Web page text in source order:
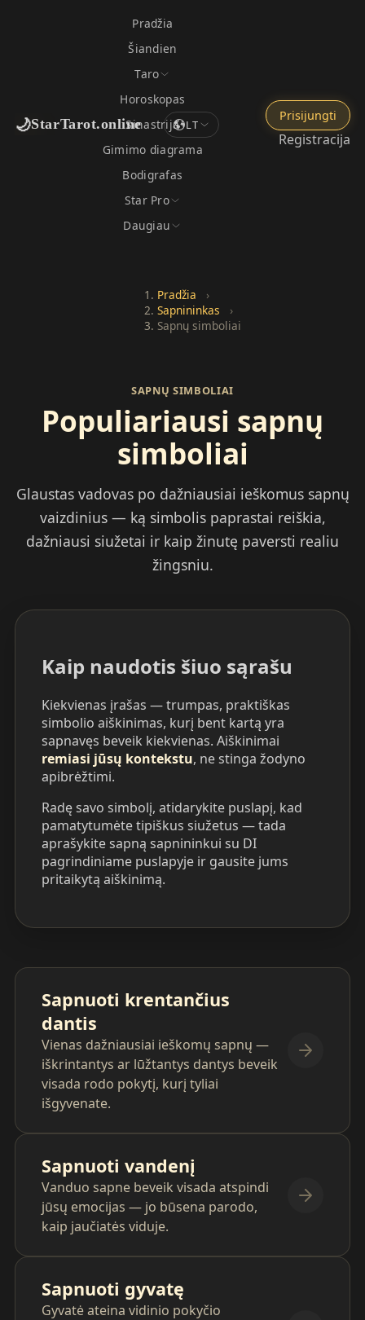
🌙StarTarot.online
Pradžia
Šiandien
Taro
Horoskopas
Sinastrija
Gimimo diagrama
Bodigrafas
Star Pro
Daugiau
LT
Prisijungti
Registracija
Pradžia
›
Sapnininkas
›
Sapnų simboliai
SAPNŲ SIMBOLIAI
Populiariausi sapnų
simboliai
Glaustas vadovas po dažniausiai ieškomus sapnų
vaizdinius — ką simbolis paprastai reiškia,
dažniausi siužetai ir kaip žinutę paversti realiu
žingsniu.
Kaip naudotis šiuo sąrašu
Kiekvienas įrašas — trumpas, praktiškas
simbolio aiškinimas, kurį bent kartą yra
sapnavęs beveik kiekvienas. Aiškinimai
remiasi jūsų kontekstu, ne stinga žodyno
apibrėžtimi.
Radę savo simbolį, atidarykite puslapį, kad
pamatytumėte tipiškus siužetus — tada
aprašykite sapną sapnininkui su DI
pagrindiniame puslapyje ir gausite jums
pritaikytą aiškinimą.
Sapnuoti krentančius
dantis
Vienas dažniausiai ieškomų sapnų —
iškrintantys ar lūžtantys dantys beveik
visada rodo pokytį, kurį tyliai
išgyvenate.
Sapnuoti vandenį
Vanduo sapne beveik visada atspindi
jūsų emocijas — jo būsena parodo,
kaip jaučiatės viduje.
Sapnuoti gyvatę
Gyvatė ateina vidinio pokyčio